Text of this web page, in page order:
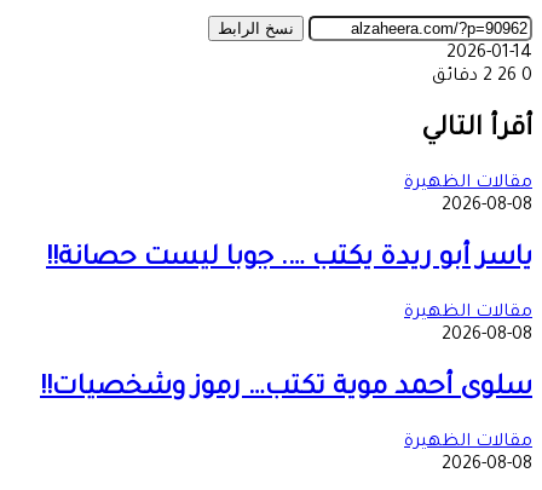
نسخ الرابط
2026-01-14
0
2 دقائق
عبر
البريد
أقرأ التالي
مقالات الظهيرة
2026-08-08
ياسر أبو ريدة يكتب …. جوبا ليست حصانة!!
مقالات الظهيرة
2026-08-08
سلوى أحمد موية تكتب… رموز وشخصيات!!
مقالات الظهيرة
2026-08-08